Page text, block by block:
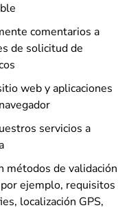
comentarios a
de solicitud de
web y aplicaciones
servicios a
métodos de validación
ejemplo, requisitos
localización GPS,